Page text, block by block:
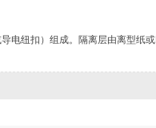
纽扣）组成。隔离层由离型纸或